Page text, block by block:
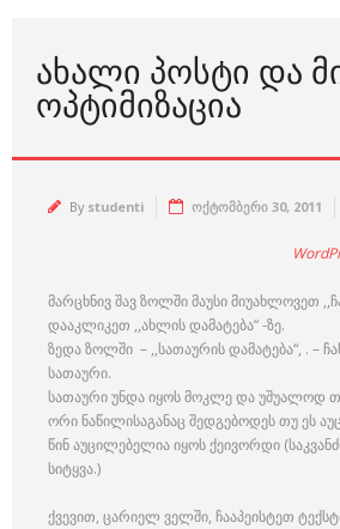
ᲐᲮᲐᲚᲘ ᲞᲝᲡᲢᲘ ᲓᲐ
ᲝᲞᲢᲘᲛᲘᲖᲐᲪᲘᲐ
By studenti ოქტომბერი 30, 2011
მარცხნივ შავ ზოლში მაუსი მიუახლოვეთ
დააკლიკეთ ,,ახლის დამატება“ -ზე.
ზედა ზოლში – ,,სათაურის დამატება“, . –
სათაური.
სათაური უნდა იყოს მოკლე და უშუალოდ
ორი ნაწილისაგანაც შედგებოდეს თუ ეს
წინ აუცილებელია იყოს ქეივორდი
სიტყვა.)
ქვევით, ცარიელ ველში, ჩააპეისტეთ